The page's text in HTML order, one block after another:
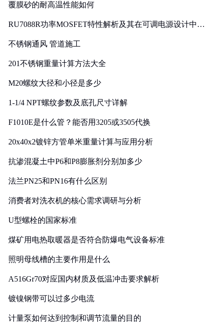
覆膜砂的耐高温性能如何
RU7088R功率MOSFET特性解析及其在可调电源设计中的
不锈钢通风 管道施工
201不锈钢重量计算方法大全
M20螺纹大径和小径是多少
1-1/4 NPT螺纹参数及底孔尺寸详解
F1010E是什么管？能否用3205或3505代换
20x40x2镀锌方管单米重量计算与应用分析
抗渗混凝土中P6和P8膨胀剂分别加多少
法兰PN25和PN16有什么区别
消费者对洗衣机的核心需求调研与分析
U型螺栓的国家标准
煤矿用电热取暖器是否符合防爆电气设备标准
照明母线槽的主要作用是什么
A516Gr70对应国内材质及低温冲击要求解析
镀镍钢带可以过多少电流
计量泵如何达到控制和调节流量的目的